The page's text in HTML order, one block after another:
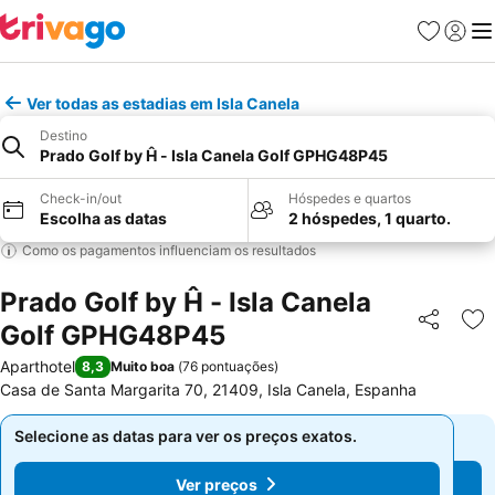
Favoritos
Iniciar
Ver todas as estadias em Isla Canela
Destino
Prado Golf by Ĥ - Isla Canela Golf GPHG48P45
Check-in/out
Escolha as datas
Hóspedes e quartos
2 hóspedes, 1 quarto.
Como os pagamentos influenciam os resultados
Prado Golf by Ĥ - Isla Canela
Golf GPHG48P45
Partilhar
Aparthotel 8,3 Muito boa (76 pontuações)
Casa de Santa Margarita 70, 21409, Isla Canela, Espanha
Selecione as datas para ver os preços exatos.
Ver preços
Selecione as datas para ver os preços exatos.
Ver preços